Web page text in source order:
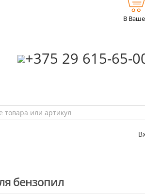
‎+375 29 615-65-
В
бензопил